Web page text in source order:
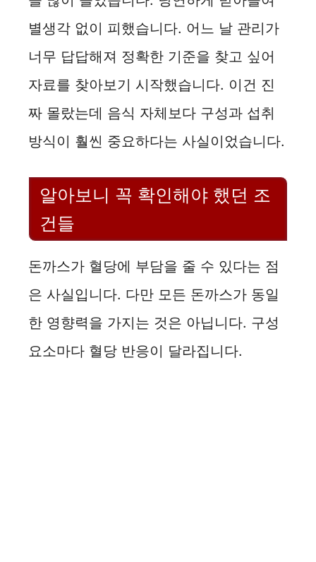
별생각 없이 피했습니다. 어느 날 관리가
너무 답답해져 정확한 기준을 찾고 싶어
자료를 찾아보기 시작했습니다. 이건 진
짜 몰랐는데 음식 자체보다 구성과 섭취
방식이 훨씬 중요하다는 사실이었습니다.
알아보니 꼭 확인해야 했던 조
건들
돈까스가 혈당에 부담을 줄 수 있다는 점
은 사실입니다. 다만 모든 돈까스가 동일
한 영향력을 가지는 것은 아닙니다. 구성
요소마다 혈당 반응이 달라집니다.